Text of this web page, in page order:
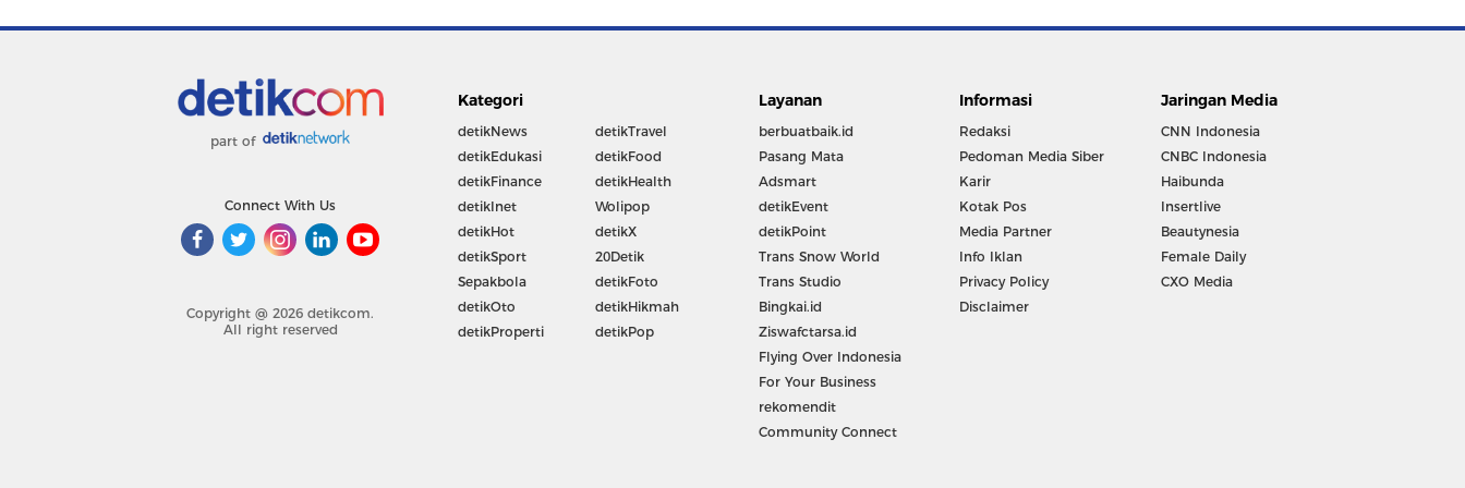
part of
Connect With Us
Copyright @ 2026 detikcom.
All right reserved
Kategori
detikNews
detikEdukasi
detikFinance
detikInet
detikHot
detikSport
Sepakbola
detikOto
detikProperti
detikTravel
detikFood
detikHealth
Wolipop
detikX
20Detik
detikFoto
detikHikmah
detikPop
Layanan
berbuatbaik.id
Pasang Mata
Adsmart
detikEvent
detikPoint
Trans Snow World
Trans Studio
Bingkai.id
Ziswafctarsa.id
Flying Over Indonesia
For Your Business
rekomendit
Community Connect
Informasi
Redaksi
Pedoman Media Siber
Karir
Kotak Pos
Media Partner
Info Iklan
Privacy Policy
Disclaimer
Jaringan Media
CNN Indonesia
CNBC Indonesia
Haibunda
Insertlive
Beautynesia
Female Daily
CXO Media